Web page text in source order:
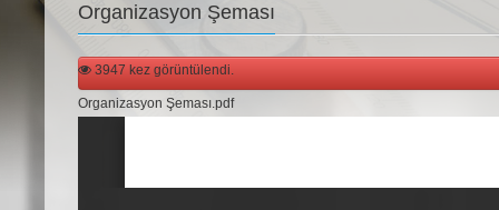
Organizasyon Şeması
3947 kez görüntülendi.
Organizasyon Şeması.pdf